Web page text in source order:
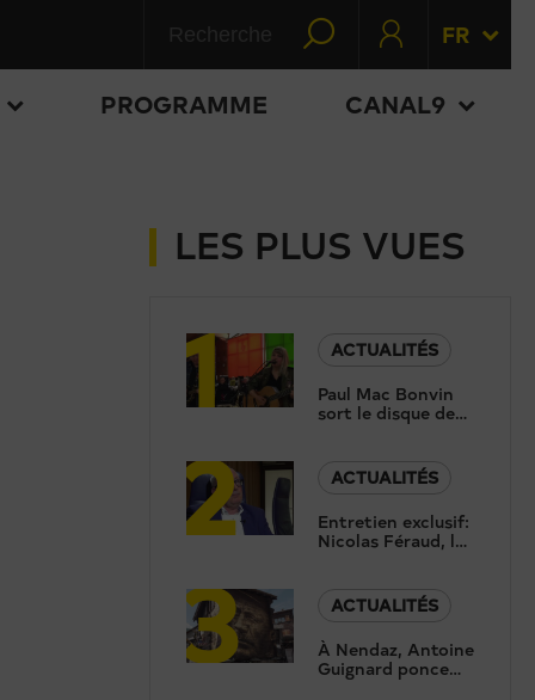
FR
PROGRAMME CANAL9
LES PLUS VUES
1
ACTUALITÉS
Paul Mac Bonvin
sort le disque de
sa fille, trois ans
disparition
2
ACTUALITÉS
Entretien exclusif:
Nicolas Féraud, le
répond aux
questions de
Canal9
3
ACTUALITÉS
À Nendaz, Antoine
Guignard ponce
des portraits pour